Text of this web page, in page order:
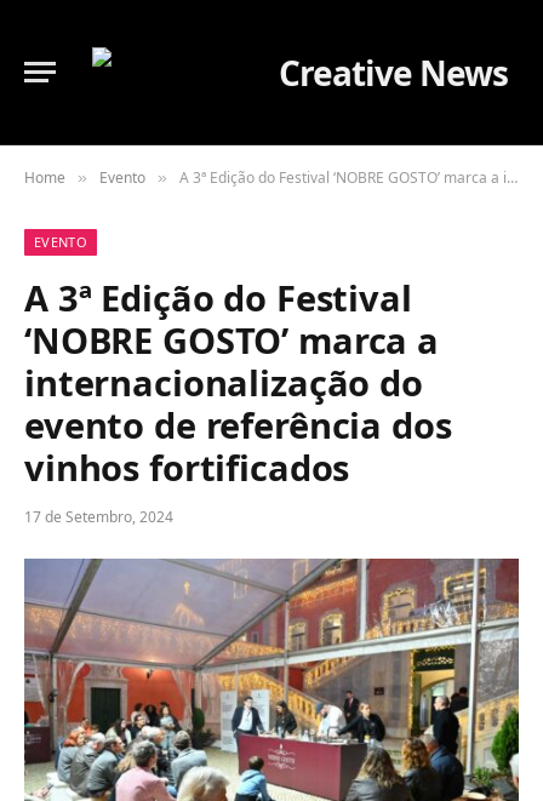
Home » Evento » A 3ª Edição do Festival ‘NOBRE GOSTO’ marca a internacionalização do evento de referência dos vinhos fortificados
EVENTO
A 3ª Edição do Festival
‘NOBRE GOSTO’ marca a
internacionalização do
evento de referência dos
vinhos fortificados
17 de Setembro, 2024